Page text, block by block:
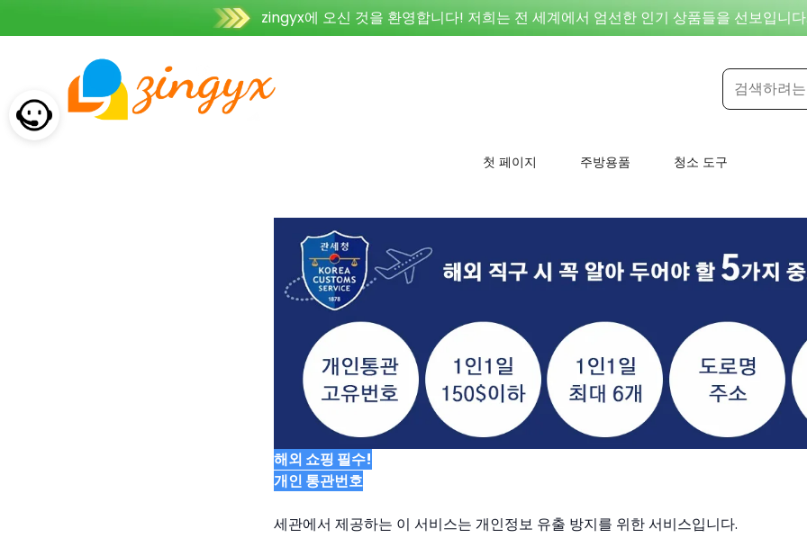
zingyx에 오신 것을 환영합니다! 저희는 전 세계에서 엄선한 인기 상품들을 선보입니
첫 페이지 주방용품 청소 도구
해외 쇼핑 필수!
개인 통관번호
세관에서 제공하는 이 서비스는 개인정보 유출 방지를 위한 서비스입니다.